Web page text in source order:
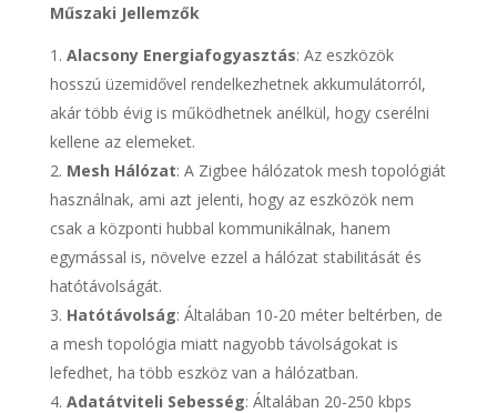
Műszaki Jellemzők
Alacsony Energiafogyasztás: Az eszközök
hosszú üzemidővel rendelkezhetnek akkumulátorról,
akár több évig is működhetnek anélkül, hogy cserélni
kellene az elemeket.
Mesh Hálózat: A Zigbee hálózatok mesh topológiát
használnak, ami azt jelenti, hogy az eszközök nem
csak a központi hubbal kommunikálnak, hanem
egymással is, növelve ezzel a hálózat stabilitását és
hatótávolságát.
Hatótávolság: Általában 10-20 méter beltérben, de
a mesh topológia miatt nagyobb távolságokat is
lefedhet, ha több eszköz van a hálózatban.
Adatátviteli Sebesség: Általában 20-250 kbps